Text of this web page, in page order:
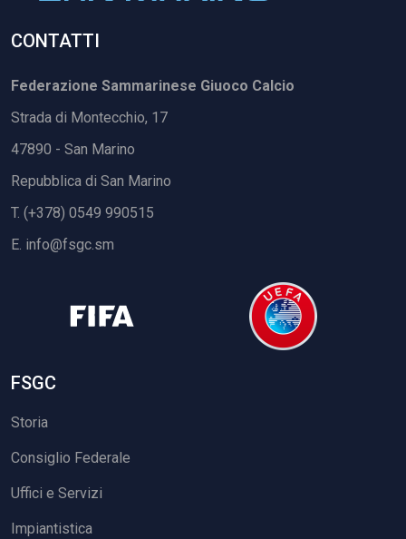
CONTATTI
Federazione Sammarinese Giuoco Calcio
Strada di Montecchio, 17
47890 - San Marino
Repubblica di San Marino
T. (+378) 0549 990515
E. info@fsgc.sm
FSGC
Storia
Consiglio Federale
Uffici e Servizi
Impiantistica